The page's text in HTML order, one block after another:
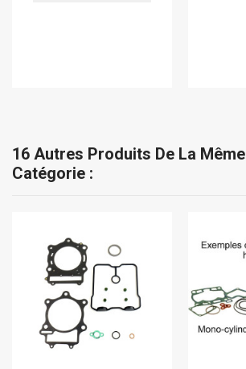
16 Autres Produits De La Même
Catégorie :